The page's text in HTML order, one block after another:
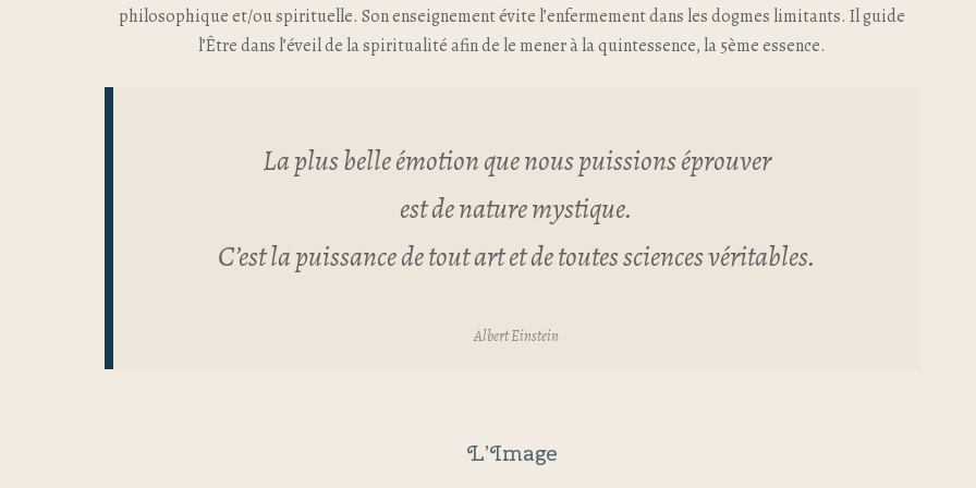
philosophique et/ou spirituelle. Son enseignement évite l’enfermement dans les dogmes limitants. Il guide
l’Être dans l’éveil de la spiritualité afin de le mener à la quintessence, la 5ème essence.
La plus belle émotion que nous puissions éprouver
est de nature mystique.
C’est la puissance de tout art et de toutes sciences véritables.
Albert Einstein
L’Image